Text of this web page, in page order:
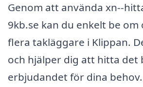
Genom att använda xn--
9kb.se kan du enkelt be
flera takläggare i Klippan.
och hjälper dig att hitta det
erbjudandet för dina